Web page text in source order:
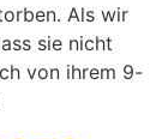
Als wir
sie nicht
von ihrem 9-